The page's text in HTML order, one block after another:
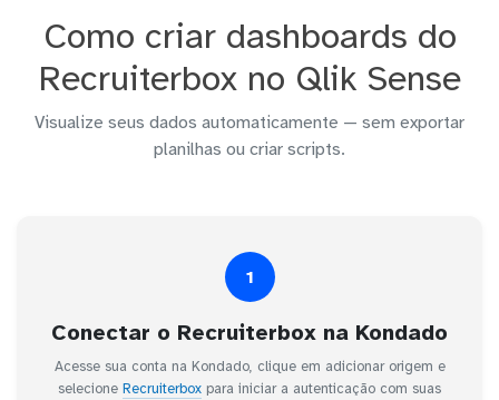
Como criar dashboards do
Recruiterbox no Qlik Sense
Visualize seus dados automaticamente — sem exportar
planilhas ou criar scripts.
1
Conectar o Recruiterbox na Kondado
Acesse sua conta na Kondado, clique em adicionar origem e
selecione Recruiterbox para iniciar a autenticação com suas